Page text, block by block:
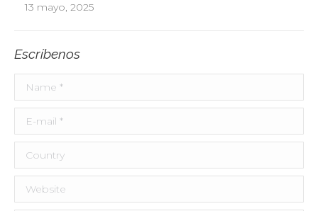
13 mayo, 2025
Escríbenos
Name *
E-mail *
Country
Website